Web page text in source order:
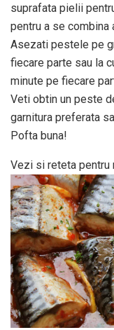
suprafata pielii
pentru a se combina
Asezati pestele pe
fiecare parte sau la
minute pe fiecare
Veti obtin un peste
garnitura preferata
Pofta buna!
Vezi si reteta pentru